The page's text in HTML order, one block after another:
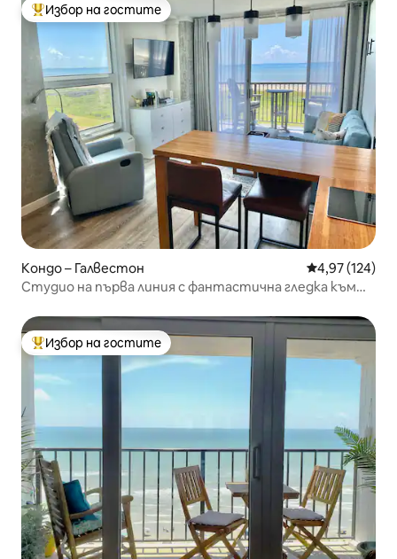
Най-популярен избор на гостите
Избор на гостите
Кондо – Галвестон Средна
4,97 (124)
Студио на първа линия с фантастична гледка към
Най-популярен избор на гостите
Избор на гостите